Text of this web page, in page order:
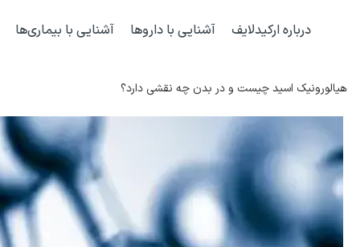
درباره ارکیدلایف آشنایی با داروها آشنایی با بیماری‌ها
هیالورونیک اسید چیست و در بدن چه نقشی دارد؟